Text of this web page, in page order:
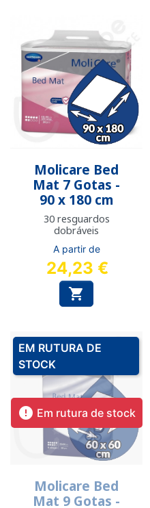
Molicare Bed
Mat 7 Gotas -
90 x 180 cm
30 resguardos
dobráveis
A partir de
24,23 €

 Em rutura de stock
Molicare Bed
Mat 9 Gotas -
EM RUTURA DE
STOCK